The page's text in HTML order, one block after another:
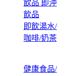
飲品 即沖
飲品
即飲湯水/
咖啡/奶茶
健康食品/